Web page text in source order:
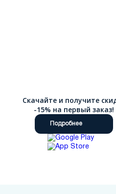
Скачайте и получите
-15% на первый заказ!
Подробнее